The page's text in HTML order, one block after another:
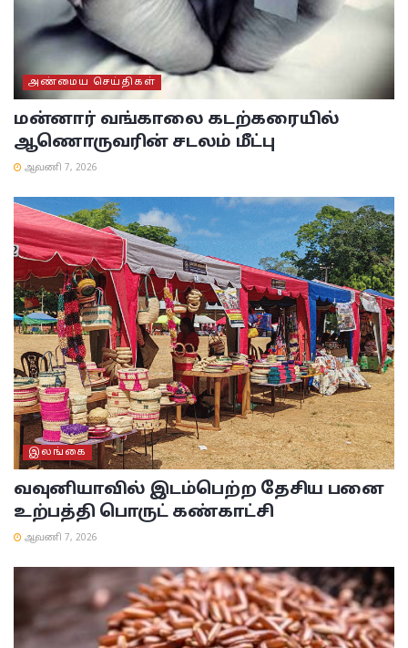
அண்மைய செய்திகள்
மன்னார் வங்காலை கடற்கரையில்
ஆணொருவரின் சடலம் மீட்பு
ஆவணி 7, 2026
இலங்கை
வவுனியாவில் இடம்பெற்ற தேசிய பனை
உற்பத்தி பொருட் கண்காட்சி
ஆவணி 7, 2026